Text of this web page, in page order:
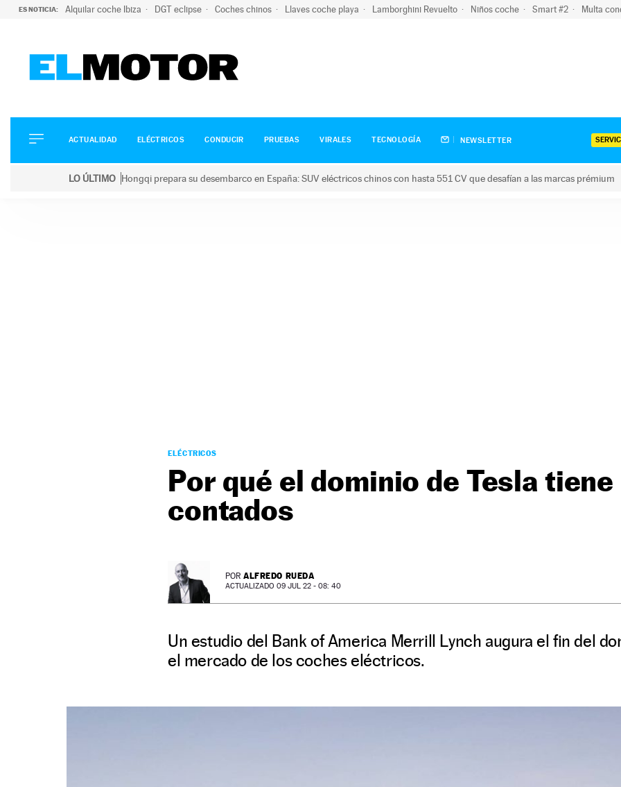
ES NOTICIA: Alquilar coche Ibiza DGT eclipse Coches chinos Llaves coche playa Lamborghini Revuelto Niños coche Smart #2 Multa
ELÉCTRICOS
CONDUCIR
ACTUALIDAD ELÉCTRICOS CONDUCIR PRUEBAS VIRALES TECNOLOGÍA NEWSLETTER
LO ÚLTIMO Hongqi prepara su desembarco en España: SUV eléctricos chinos con hasta 551 CV que desafían a las marcas prémium
ELÉCTRICOS
Por qué el dominio de Tesla
contados
POR ALFREDO RUEDA
ACTUALIZADO 09 JUL 22 - 08: 40
Un estudio del Bank of America Merrill Lynch augura el fin del
el mercado de los coches eléctricos.